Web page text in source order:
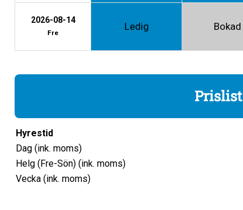
2026-08-14
Fre
Ledig Bokad
Hyrestid
Dag (ink. moms)
Helg (Fre-Sön) (ink. moms)
Vecka (ink. moms)